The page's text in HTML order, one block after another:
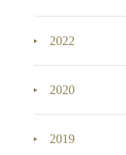
2022
2020
2019